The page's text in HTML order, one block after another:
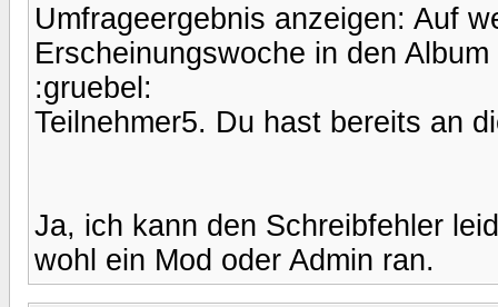
Umfrageergebnis anzeigen: Auf
Erscheinungswoche in den
:gruebel:
Teilnehmer5. Du hast bereits an
Ja, ich kann den Schreibfehler
wohl ein Mod oder Admin ran.